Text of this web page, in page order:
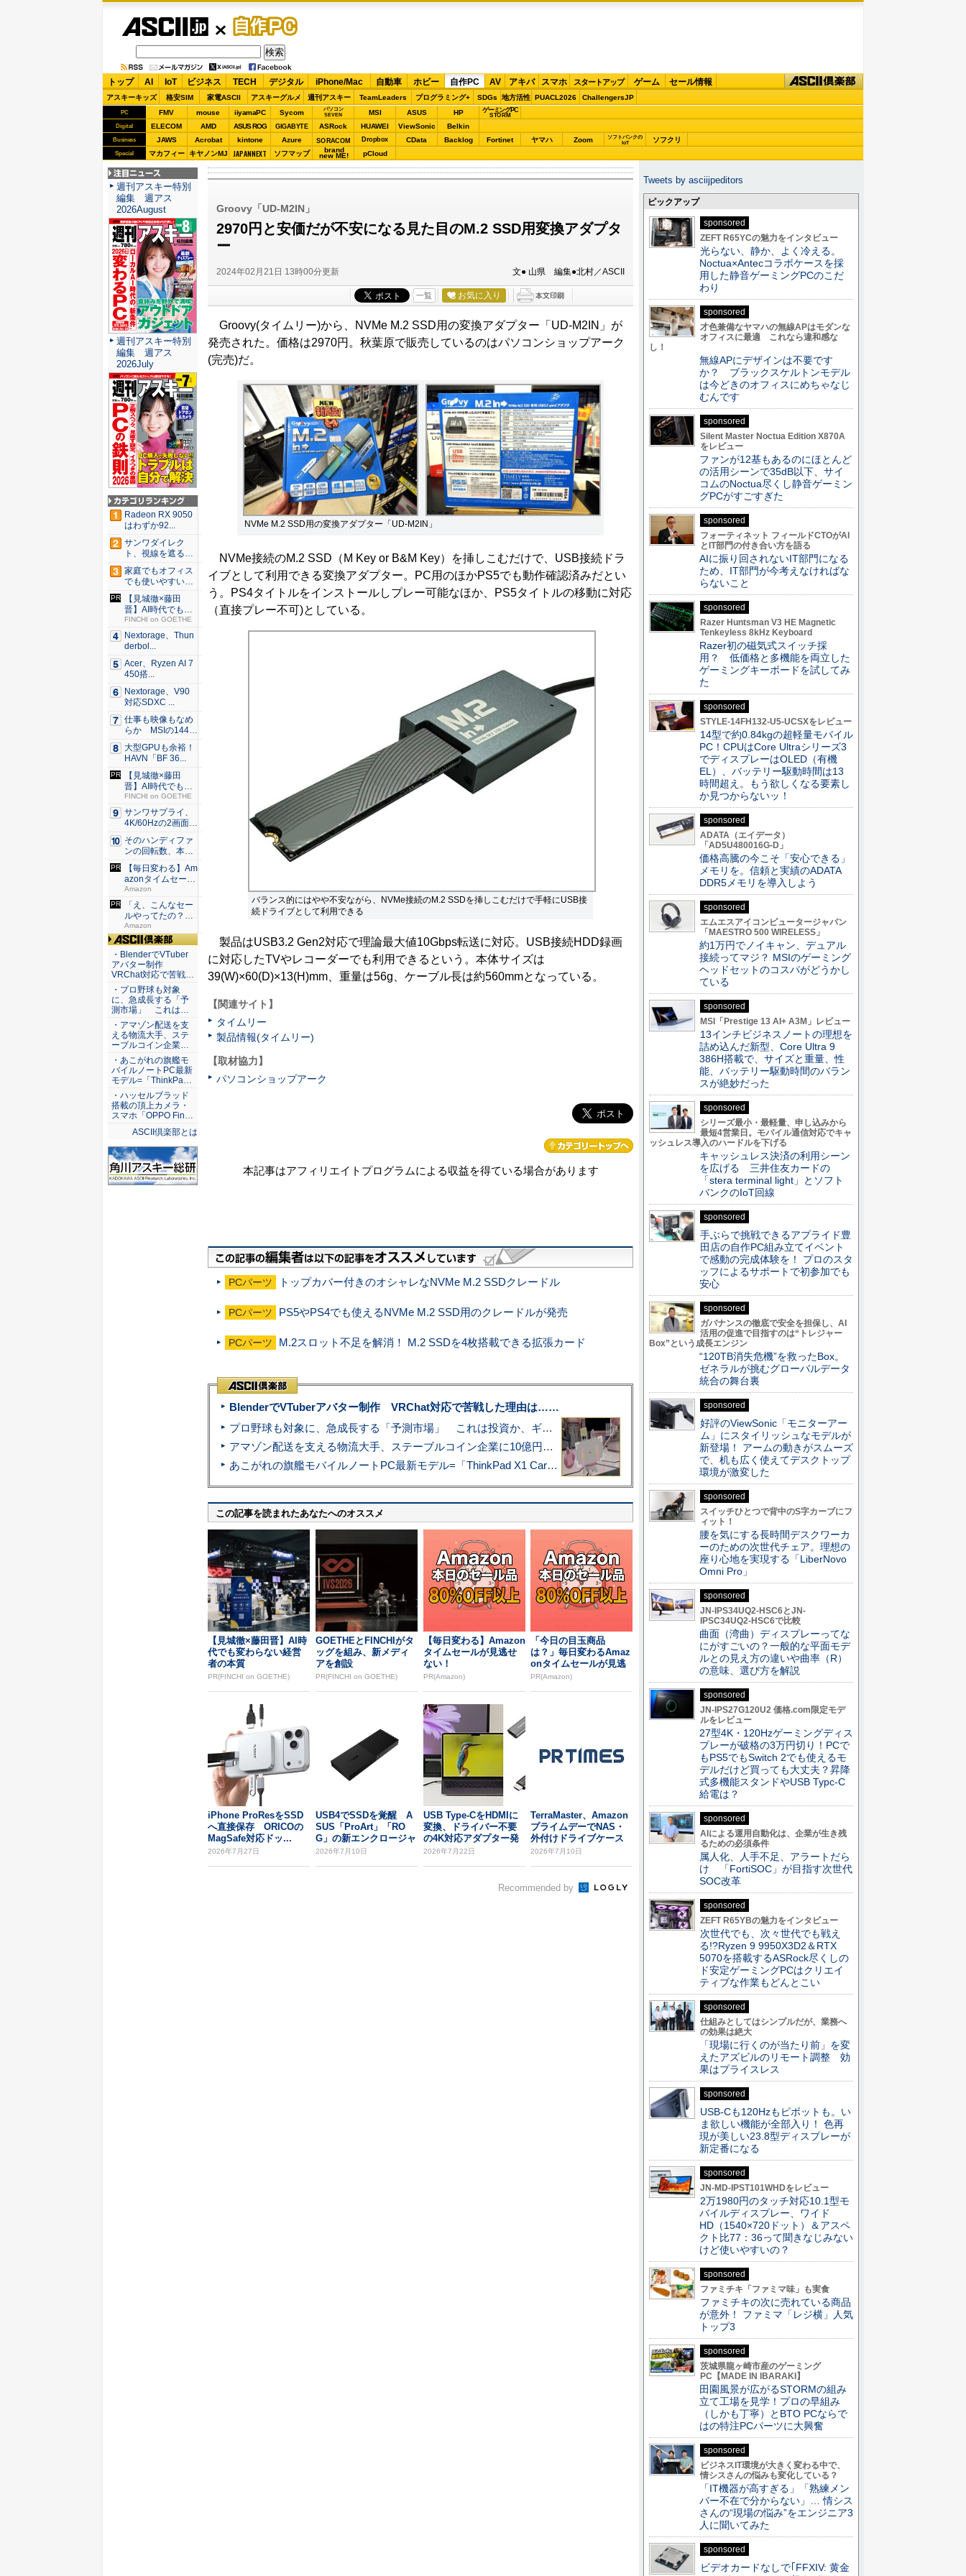
自作PC
トップ AI IoT ビジネス TECH デジタル iPhone/Mac 自動車 ホビー 自作PC AV アキバ スマホ スタートアップ ゲーム セール情報
アスキーキッズ 格安SIM 家電ASCII アスキーグルメ 週刊アスキー TeamLeaders プログラミング+ SDGs 地方活性 PUACL2026 ChallengersJP
PC FMV mouse iiyamaPC Sycom
パソコン
SEVEN
MSI ASUS HP ゲーミングPC
STORM
Digital ELECOM AMD ASUS ROG GIGABYTE ASRock HUAWEI ViewSonic Belkin
Business JAWS Acrobat kintone Azure SORACOM Dropbox CData Backlog Fortinet ヤマハ Zoom
ソフトバンクの
IoT
ソフクリ
Special マカフィー キヤノンMJ JAPANNEXT ソフマップ brand
new ME! pCloud
Groovy「UD-M2IN」
2970円と安価だが不安になる見た目のM.2 SSD用変換アダプタ
ー
2024年02月21日 13時00分更新 文● 山県 編集●北村／ASCII
一覧 お気に入り
Groovy(タイムリー)から、NVMe M.2 SSD用の変換アダプター「UD-M2IN」が
発売された。価格は2970円。秋葉原で販売しているのはパソコンショップアーク
(完売)だ。
NVMe M.2 SSD用の変換アダプター「UD-M2IN」
NVMe接続のM.2 SSD（M Key or B&M Key）を挿しこむだけで、USB接続ドラ
イブとして利用できる変換アダプター。PC用のほかPS5でも動作確認済みだとい
う。PS4タイトルをインストールしプレー可能なほか、PS5タイトルの移動に対応
（直接プレー不可)としている。
バランス的にはやや不安ながら、NVMe接続のM.2 SSDを挿しこむだけで手軽にUSB接
続ドライブとして利用できる
製品はUSB3.2 Gen2対応で理論最大値10Gbps転送に対応。USB接続HDD録画
に対応したTVやレコーダーでも利用できるという。本体サイズは
39(W)×60(D)×13(H)mm、重量は56g、ケーブル長は約560mmとなっている。
【関連サイト】
タイムリー
製品情報(タイムリー)
【取材協力】
パソコンショップアーク
本記事はアフィリエイトプログラムによる収益を得ている場合があります
PCパーツ トップカバー付きのオシャレなNVMe M.2 SSDクレードル
PCパーツ PS5やPS4でも使えるNVMe M.2 SSD用のクレードルが発売
PCパーツ M.2スロット不足を解消！ M.2 SSDを4枚搭載できる拡張カード
BlenderでVTuberアバター制作 VRChat対応で苦戦した理由は……
プロ野球も対象に、急成長する「予測市場」 これは投資か、ギャンブルか
アマゾン配送を支える物流大手、ステーブルコイン企業に10億円投資のワケ
あこがれの旗艦モバイルノートPC最新モデル=「ThinkPad X1 Carbon Gen 14 Aura Edition」実機レビュー
この記事を読まれたあなたへのオススメ
【見城徹×藤田晋】AI時
代でも変わらない経営
者の本質
PR(FINCHI on GOETHE)
GOETHEとFINCHIがタ
ッグを組み、新メディ
アを創設
PR(FINCHI on GOETHE)
【毎日変わる】Amazon
タイムセールが見逃せ
ない！
PR(Amazon)
「今日の目玉商品
は？」毎日変わるAmaz
onタイムセールが見逃
せない
PR(Amazon)
iPhone ProResをSSD
へ直接保存 ORICOの
MagSafe対応ドッ...
2026年7月27日
USB4でSSDを覚醒 A
SUS「ProArt」「RO
G」の新エンクロージャ
ー登...
2026年7月10日
USB Type-CをHDMIに
変換、ドライバー不要
の4K対応アダプター発
売
2026年7月22日
TerraMaster、Amazon
プライムデーでNAS・
外付けドライブケース
を...
2026年7月10日
Recommended by
注目ニュース
週刊アスキー特別
編集 週アス
2026August
週刊アスキー特別
編集 週アス
2026July
Radeon RX 9050
はわずか92...
サンワダイレク
ト、視線を遮るフ
ェルト製デ...
家庭でもオフィス
でも使いやすい
Syno...
【見城徹×藤田
晋】AI時代でも変
わらない...
FINCHI on GOETHE
Nextorage、Thun
derbol...
Acer、Ryzen AI 7
450搭...
Nextorage、V90
対応SDXC ...
仕事も映像もなめ
らか MSIの144H
z...
大型GPUも余裕！
HAVN「BF 36...
【見城徹×藤田
晋】AI時代でも変
わらない...
FINCHI on GOETHE
サンワサプライ、
4K/60Hzの2画面
出...
そのハンディファ
ンの回転数、本
当？ 20...
【毎日変わる】Am
azonタイムセール
が...
Amazon
「え、こんなセー
ルやってたの？」
80％O...
Amazon
ASCII倶楽部
・BlenderでVTuber
アバター制作
VRChat対応で苦戦…
・プロ野球も対象
に、急成長する「予
測市場」 これは…
・アマゾン配送を支
える物流大手、ステ
ーブルコイン企業…
・あこがれの旗艦モ
バイルノートPC最新
モデル=「ThinkPa…
・ハッセルブラッド
搭載の頂上カメラ・
スマホ「OPPO Fin…
ASCII倶楽部とは
Tweets by asciijpeditors
ピックアップ
sponsored
ZEFT R65YCの魅力をインタビュー
光らない、静か、よく冷える。
Noctua×Antecコラボケースを採
用した静音ゲーミングPCのこだ
わり
sponsored
才色兼備なヤマハの無線APはモダンな
オフィスに最適 これなら違和感な
し！
無線APにデザインは不要です
か？ ブラックスケルトンモデル
は今どきのオフィスにめちゃなじ
むんです
sponsored
Silent Master Noctua Edition X870A
をレビュー
ファンが12基もあるのにほとんど
の活用シーンで35dB以下、サイ
コムのNoctua尽くし静音ゲーミン
グPCがすごすぎた
sponsored
フォーティネット フィールドCTOがAI
とIT部門の付き合い方を語る
AIに振り回されないIT部門になる
ため、IT部門が今考えなければな
らないこと
sponsored
Razer Huntsman V3 HE Magnetic
Tenkeyless 8kHz Keyboard
Razer初の磁気式スイッチ採
用？ 低価格と多機能を両立した
ゲーミングキーボードを試してみ
た
sponsored
STYLE-14FH132-U5-UCSXをレビュー
14型で約0.84kgの超軽量モバイル
PC！CPUはCore Ultraシリーズ3
でディスプレーはOLED（有機
EL）、バッテリー駆動時間は13
時間超え。もう欲しくなる要素し
か見つからないッ！
sponsored
ADATA（エイデータ）
「AD5U480016G-D」
価格高騰の今こそ「安心できる」
メモリを。信頼と実績のADATA
DDR5メモリを導入しよう
sponsored
エムエスアイコンピュータージャパン
「MAESTRO 500 WIRELESS」
約1万円でノイキャン、デュアル
接続ってマジ？ MSIのゲーミング
ヘッドセットのコスパがどうかし
ている
sponsored
MSI「Prestige 13 AI+ A3M」レビュー
13インチビジネスノートの理想を
詰め込んだ新型、Core Ultra 9
386H搭載で、サイズと重量、性
能、バッテリー駆動時間のバラン
スが絶妙だった
sponsored
シリーズ最小・最軽量、申し込みから
最短4営業日。モバイル通信対応でキャ
ッシュレス導入のハードルを下げる
キャッシュレス決済の利用シーン
を広げる 三井住友カードの
「stera terminal light」とソフト
バンクのIoT回線
sponsored
手ぶらで挑戦できるアプライド豊
田店の自作PC組み立てイベント
で感動の完成体験を！ プロのスタ
ッフによるサポートで初参加でも
安心
sponsored
ガバナンスの徹底で安全を担保し、AI
活用の促進で目指すのは“トレジャー
Box”という成長エンジン
“120TB消失危機”を救ったBox。
ゼネラルが挑むグローバルデータ
統合の舞台裏
sponsored
好評のViewSonic「モニターアー
ム」にスタイリッシュなモデルが
新登場！ アームの動きがスムーズ
で、机も広く使えてデスクトップ
環境が激変した
sponsored
スイッチひとつで背中のS字カーブにフ
ィット！
腰を気にする長時間デスクワーカ
ーのための次世代チェア。理想の
座り心地を実現する「LiberNovo
Omni Pro」
sponsored
JN-IPS34UQ2-HSC6とJN-
IPSC34UQ2-HSC6で比較
曲面（湾曲）ディスプレーってな
にがすごいの？一般的な平面モデ
ルとの見え方の違いや曲率（R）
の意味、選び方を解説
sponsored
JN-IPS27G120U2 価格.com限定モデ
ルをレビュー
27型4K・120Hzゲーミングディス
プレーが破格の3万円切り！PCで
もPS5でもSwitch 2でも使えるモ
デルだけど買っても大丈夫？昇降
式多機能スタンドやUSB Typc-C
給電は？
sponsored
AIによる運用自動化は、企業が生き残
るための必須条件
属人化、人手不足、アラートだら
け 「FortiSOC」が目指す次世代
SOC改革
sponsored
ZEFT R65YBの魅力をインタビュー
次世代でも、次々世代でも戦え
る!?Ryzen 9 9950X3D2＆RTX
5070を搭載するASRock尽くしの
ド安定ゲーミングPCはクリエイ
ティブな作業もどんとこい
sponsored
仕組みとしてはシンプルだが、業務へ
の効果は絶大
「現場に行くのが当たり前」を変
えたアズビルのリモート調整 効
果はプライスレス
sponsored
USB-Cも120Hzもピボットも。い
ま欲しい機能が全部入り！ 色再
現が美しい23.8型ディスプレーが
新定番になる
sponsored
JN-MD-IPST101WHDをレビュー
2万1980円のタッチ対応10.1型モ
バイルディスプレー、ワイド
HD（1540×720ドット）＆アスペ
クト比77：36って聞きなじみない
けど使いやすいの？
sponsored
ファミチキ「ファミマ味」も実食
ファミチキの次に売れている商品
が意外！ ファミマ「レジ横」人気
トップ3
sponsored
茨城県龍ヶ崎市産のゲーミング
PC【MADE IN IBARAKI】
田園風景が広がるSTORMの組み
立て工場を見学！プロの早組み
（しかも丁寧）とBTO PCならで
はの特注PCパーツに大興奮
sponsored
ビジネスIT環境が大きく変わる中で、
情シスさんの悩みも変化している？
「IT機器が高すぎる」「熟練メン
バー不在で分からない」… 情シス
さんの“現場の悩み”をエンジニア3
人に聞いてみた
sponsored
ビデオカードなしで｢FFXIV: 黄金